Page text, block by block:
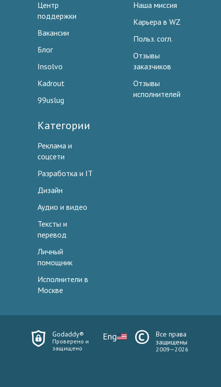
Центр
поддержки
Вакансии
Блог
Insolvo
Kadrout
99uslug
Наша миссия
Карьера в WZ
Польз. согл.
Отзывы
заказчиков
Отзывы
исполнителей
Категории
Реклама и
соцсети
Разработка и IT
Дизайн
Аудио и видео
Тексты и
перевод
Личный
помощник
Исполнители в
Москве
Godaddy®
Проверено и
защищено
Eng
Все права
защищены
2009—2026